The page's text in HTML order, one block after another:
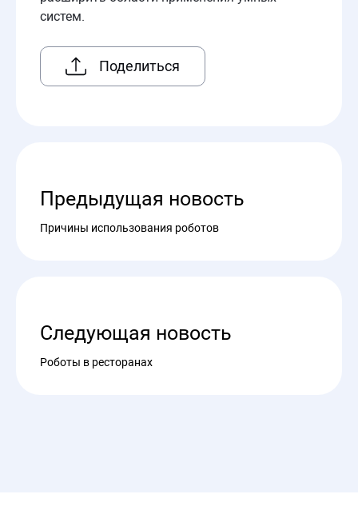
систем.
Поделиться
Предыдущая новость
Причины использования роботов
Следующая новость
Роботы в ресторанах